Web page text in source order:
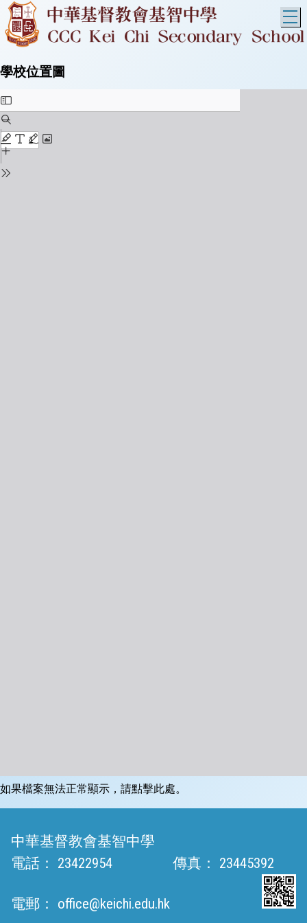
學校位置圖
如果檔案無法正常顯示，請點擊此處。
中華基督教會基智中學
電話：
23422954 傳真： 23445392
電郵： office@keichi.edu.hk